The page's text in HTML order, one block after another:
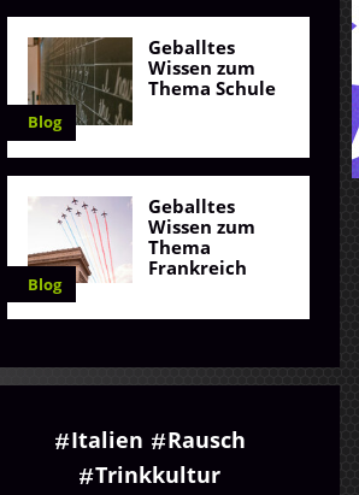
Blog
Geballtes
Wissen zum
Thema Schule
Blog
Geballtes
Wissen zum
Thema
Frankreich
Italien
Rausch
Trinkkultur